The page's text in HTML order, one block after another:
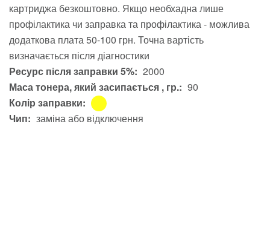
картриджа безкоштовно. Якщо необхадна лише
профілактика чи заправка та профілактика - можлива
додаткова плата 50-100 грн. Точна вартість
визначається після діагностики
Ресурс після заправки 5%: 2000
Маса тонера, який засипається , гр.: 90
Колір заправки:
Чип: заміна або відключення